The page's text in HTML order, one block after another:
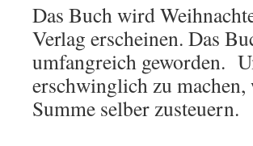
Das Buch wird
Verlag erscheinen. Das
umfangreich geworden.
erschwinglich zu machen,
Summe selber zusteuern.